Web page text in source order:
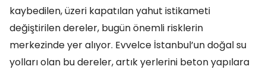
kaybedilen, üzeri kapatılan yahut istikameti
değiştirilen dereler, bugün önemli risklerin
merkezinde yer alıyor. Evvelce İstanbul’un doğal su
yolları olan bu dereler, artık yerlerini beton yapılara